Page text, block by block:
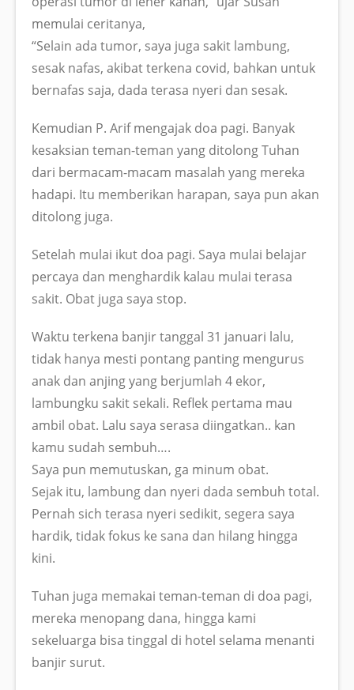
memulai ceritanya,
“Selain ada tumor, saya juga sakit lambung,
sesak nafas, akibat terkena covid, bahkan untuk
bernafas saja, dada terasa nyeri dan sesak.
Kemudian P. Arif mengajak doa pagi. Banyak
kesaksian teman-teman yang ditolong Tuhan
dari bermacam-macam masalah yang mereka
hadapi. Itu memberikan harapan, saya pun akan
ditolong juga.
Setelah mulai ikut doa pagi. Saya mulai belajar
percaya dan menghardik kalau mulai terasa
sakit. Obat juga saya stop.
Waktu terkena banjir tanggal 31 januari lalu,
tidak hanya mesti pontang panting mengurus
anak dan anjing yang berjumlah 4 ekor,
lambungku sakit sekali. Reflek pertama mau
ambil obat. Lalu saya serasa diingatkan.. kan
kamu sudah sembuh….
Saya pun memutuskan, ga minum obat.
Sejak itu, lambung dan nyeri dada sembuh total.
Pernah sich terasa nyeri sedikit, segera saya
hardik, tidak fokus ke sana dan hilang hingga
kini.
Tuhan juga memakai teman-teman di doa pagi,
mereka menopang dana, hingga kami
sekeluarga bisa tinggal di hotel selama menanti
banjir surut.